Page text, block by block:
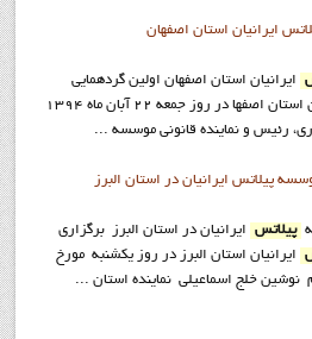
ایرانیان استان اصفهان
ایرانیان استان اصفهان اولین گردهمایی
ایرانیان استان اصفها در روز جمعه 22 آبان ماه 1394
رئیس و نماینده قانونی موسسه ...
پیلاتس ایرانیان در استان البرز
پیلاتس
ایرانیان در استان البرز برگزاری
ایرانیان استان البرز در روز یکشنبه مورخ